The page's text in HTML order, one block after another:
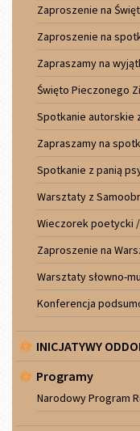
Zaproszenie na
Zaproszenie na
Zapraszamy na
Święto Pieczonego
Spotkanie autorskie
Zapraszamy na
Spotkanie z panią
Warsztaty z
Wieczorek poetycki
Zaproszenie na
Warsztaty słowno-
Konferencja
INICJATYWY
Programy
Narodowy Program